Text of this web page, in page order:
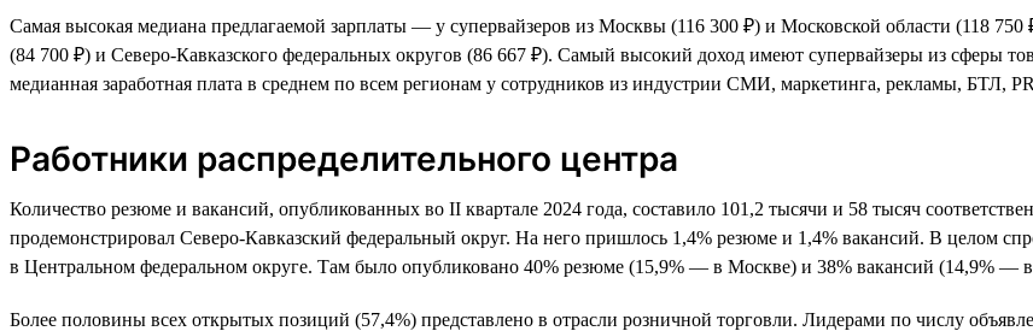
Самая высокая медиана предлагаемой зарплаты — у супервайзеров из Москвы (116 300 ₽) и Московской области (118
(84 700 ₽) и Северо-Кавказского федеральных округов (86 667 ₽). Самый высокий доход имеют супервайзеры из сферы
медианная заработная плата в среднем по всем регионам у сотрудников из индустрии СМИ, маркетинга, рекламы, БТЛ,
Работники распределительного центра
Количество резюме и вакансий, опубликованных во II квартале 2024 года, составило 101,2 тысячи и 58 тысяч
продемонстрировал Северо-Кавказский федеральный округ. На него пришлось 1,4% резюме и 1,4% вакансий. В целом
в Центральном федеральном округе. Там было опубликовано 40% резюме (15,9% — в Москве) и 38% вакансий (14,9% —
Более половины всех открытых позиций (57,4%) представлено в отрасли розничной торговли. Лидерами по числу